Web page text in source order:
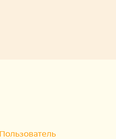
Пользователь